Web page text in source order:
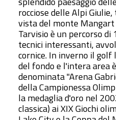
rocciose delle Alpi
vista del monte
Tarvisio è un percorso
tecnici interessanti,
cornice. In inverno il
del fondo e l'intera area
denominata "Arena
della Campionessa
la medaglia d'oro nel
classica) ai XIX Giochi